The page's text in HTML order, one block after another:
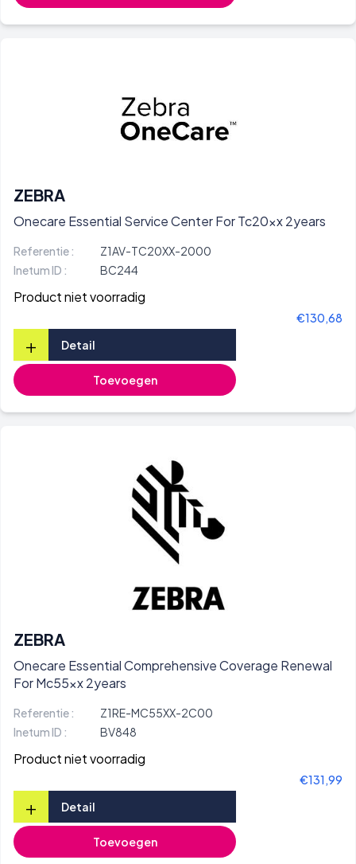
ZEBRA
Onecare Essential Service Center For Tc20xx 2years
Referentie :
Z1AV-TC20XX-2000
Inetum ID :
BC244
Product niet voorradig
€130,68
+ Detail
Toevoegen
ZEBRA
Onecare Essential Comprehensive Coverage Renewal
For Mc55xx 2years
Referentie :
Z1RE-MC55XX-2C00
Inetum ID :
BV848
Product niet voorradig
€131,99
+ Detail
Toevoegen